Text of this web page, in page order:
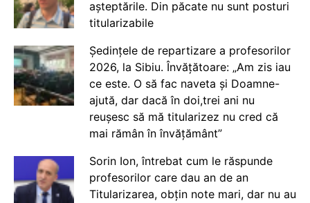
așteptările. Din păcate nu sunt posturi
titularizabile
Ședințele de repartizare a profesorilor
2026, la Sibiu. Învățătoare: „Am zis iau
ce este. O să fac naveta și Doamne-
ajută, dar dacă în doi,trei ani nu
reușesc să mă titularizez nu cred că
mai rămân în învățământ”
Sorin Ion, întrebat cum le răspunde
profesorilor care dau an de an
Titularizarea, obțin note mari, dar nu au